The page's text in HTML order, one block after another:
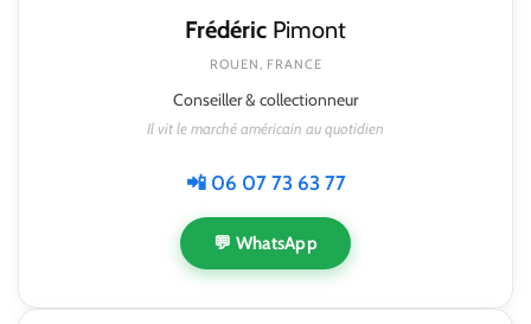
Frédéric Pimont
ROUEN, FRANCE
Conseiller & collectionneur
Il vit le marché américain au quotidien
📲 06 07 73 63 77
💬 WhatsApp